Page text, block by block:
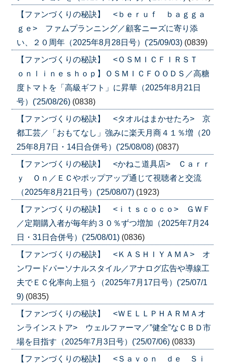
【ファンづくりの秘訣】 <ｂｅｒｕｆ ｂａｇｇａ
ｇｅ> ファムプランニング／顧客ニーズに寄り添
い、２０周年（2025年8月28日号）('25/09/03) (0839)
【ファンづくりの秘訣】 <ＯＳＭＩＣＦＩＲＳＴ
ｏｎｌｉｎｅｓｈｏｐ】ＯＳＭＩＣＦＯＯＤＳ／高糖
度トマトを「高級ギフト」に昇華（2025年8月21日
号）('25/08/26) (0838)
【ファンづくりの秘訣】 <タオルはまかせたろ> 京
都工芸／「おもてなし」強みに楽天月商４１％増（20
25年8月7日・14日合併号）('25/08/08) (0837)
【ファンづくりの秘訣】 <かねこ道具店> Ｃａｒｒ
ｙ Ｏｎ／ＥＣやポップアップ通じて視聴者と交流
（2025年8月21日号）('25/08/07) (1923)
【ファンづくりの秘訣】 <ｉｔｓｃｏｃｏ> ＧＷＦ
／定期購入者が毎年約３０％ずつ増加（2025年7月24
日・31日合併号）('25/08/01) (0836)
【ファンづくりの秘訣】 <ＫＡＳＨＩＹＡＭＡ> オ
ンワードパーソナルスタイル／アナログ広告や導線工
夫でＥＣ化率向上狙う（2025年7月17日号）('25/07/1
9) (0835)
【ファンづくりの秘訣】 <ＷＥＬＬＰＨＡＲＭＡオ
ンラインストア> ウェルファーマ／”健全”なＣＢＤ市
場を目指す（2025年7月3日号）('25/07/06) (0833)
【ファンづくりの秘訣】 <Ｓａｖｏｎ ｄｅ Ｓｉ